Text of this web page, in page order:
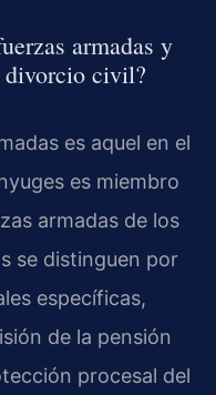
armadas y
divorcio civil?
es aquel en el
es miembro
armadas de los
se distinguen por
específicas,
de la pensión
procesal del